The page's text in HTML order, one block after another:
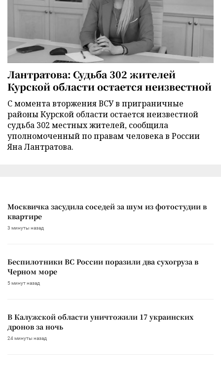
Лантратова: Судьба 302 жителей
Курской области остается неизвестной
С момента вторжения ВСУ в приграничные
районы Курской области остается неизвестной
судьба 302 местных жителей, сообщила
уполномоченный по правам человека в России
Яна Лантратова.
Москвичка засудила соседей за шум из фотостудии в
квартире
3 минуты назад
Беспилотники ВС России поразили два сухогруза в
Черном море
5 минут назад
В Калужской области уничтожили 17 украинских
дронов за ночь
24 минуты назад